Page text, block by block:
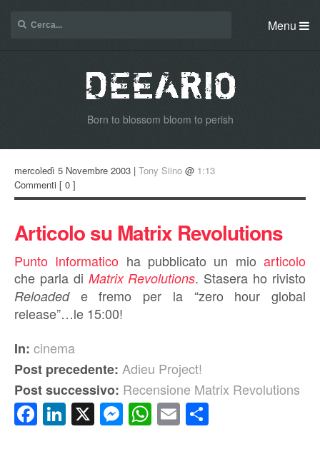
Menu
Born to blossom bloom to perish
mercoledì 5 Novembre 2003 | Tony Siino @ 1:13
Commenti [ 0 ]
Articolo su Matrix Revolutions
Punto Informatico ha pubblicato un mioarticolo
che parla di Matrix Revolutions. Stasera ho rivisto
Reloadede fremo per la “zero hour global
release”…le 15:00!
In: cinema
Post precedente: Adieu Project!
Post successivo: Recensione Matrix Revolutions
Facebook
LinkedIn
X Messenger
WhatsApp
Email